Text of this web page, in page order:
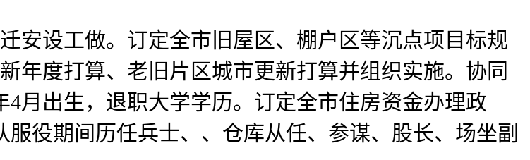
设工做。订定全市旧屋区、棚户区等沉点项目标规
年度打算、老旧片区城市更新打算并组织实施。协同
月出生，退职大学学历。订定全市住房资金办理政
服役期间历任兵士、、仓库从任、参谋、股长、场坐副